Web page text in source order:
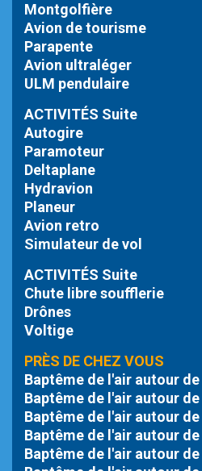
Montgolfière
Avion de tourisme
Parapente
Avion ultraléger
ULM pendulaire
ACTIVITÉS Suite
Autogire
Paramoteur
Deltaplane
Hydravion
Planeur
Avion retro
Simulateur de vol
ACTIVITÉS Suite
Chute libresoufflerie
Drônes
Voltige
PRÈS DE CHEZ VOUS
Baptême de l'air autour
Baptême de l'air autour
Baptême de l'air autour de
Baptême de l'air autour
Baptême de l'air autour